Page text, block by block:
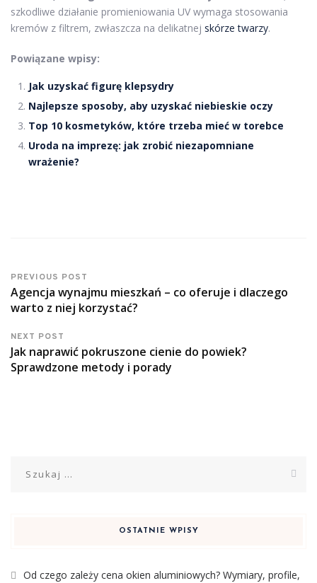
szkodliwe działanie promieniowania UV wymaga stosowania
kremów z filtrem, zwłaszcza na delikatnej skórze twarzy.
Powiązane wpisy:
Jak uzyskać figurę klepsydry
Najlepsze sposoby, aby uzyskać niebieskie oczy
Top 10 kosmetyków, które trzeba mieć w torebce
Uroda na imprezę: jak zrobić niezapomniane
wrażenie?
PREVIOUS POST
Agencja wynajmu mieszkań – co oferuje i dlaczego
warto z niej korzystać?
NEXT POST
Jak naprawić pokruszone cienie do powiek?
Sprawdzone metody i porady
OSTATNIE WPISY
Od czego zależy cena okien aluminiowych? Wymiary, profile,